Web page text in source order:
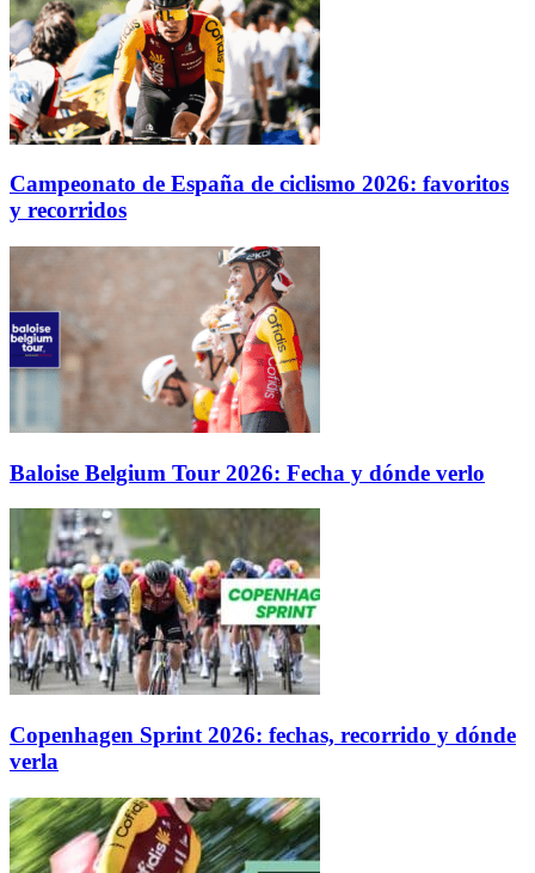
Campeonato de España de ciclismo 2026: favoritos
y recorridos
Baloise Belgium Tour 2026: Fecha y dónde verlo
Copenhagen Sprint 2026: fechas, recorrido y dónde
verla